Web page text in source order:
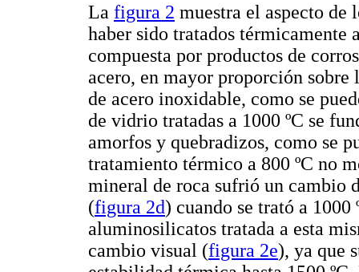
La figura 2 muestra el aspecto de
haber sido tratados térmicamente
compuesta por productos de
acero, en mayor proporción sobre
de acero inoxidable, como se
de vidrio tratadas a 1000 ºC se
amorfos y quebradizos, como se
tratamiento térmico a 800 ºC no
mineral de roca sufrió un cambio
(figura 2d) cuando se trató a 1000
aluminosilicatos tratada a esta
cambio visual (figura 2e), ya que